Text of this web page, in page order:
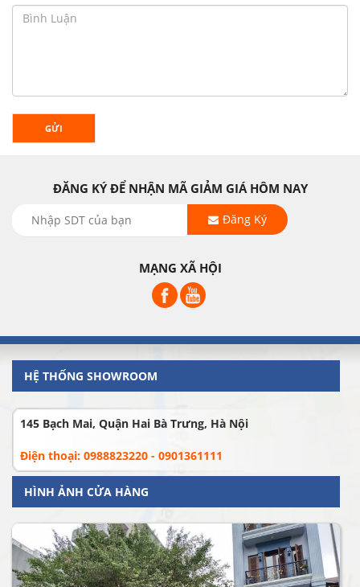
GỬI
ĐĂNG KÝ ĐỂ NHẬN MÃ GIẢM GIÁ HÔM NAY
Đăng Ký
MẠNG XÃ HỘI
HỆ THỐNG SHOWROOM
145 Bạch Mai, Quận Hai Bà Trưng, Hà Nội
Điện thoại: 0988823220 - 0901361111
HÌNH ẢNH CỬA HÀNG